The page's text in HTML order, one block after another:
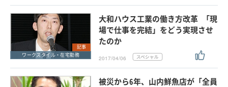
記事
ワークスタイル・在宅勤務
大和ハウス工業の働き方改革 「現
場で仕事を完結」をどう実現させ
たのか
2017/04/06
被災から6年、山内鮮魚店が「全員